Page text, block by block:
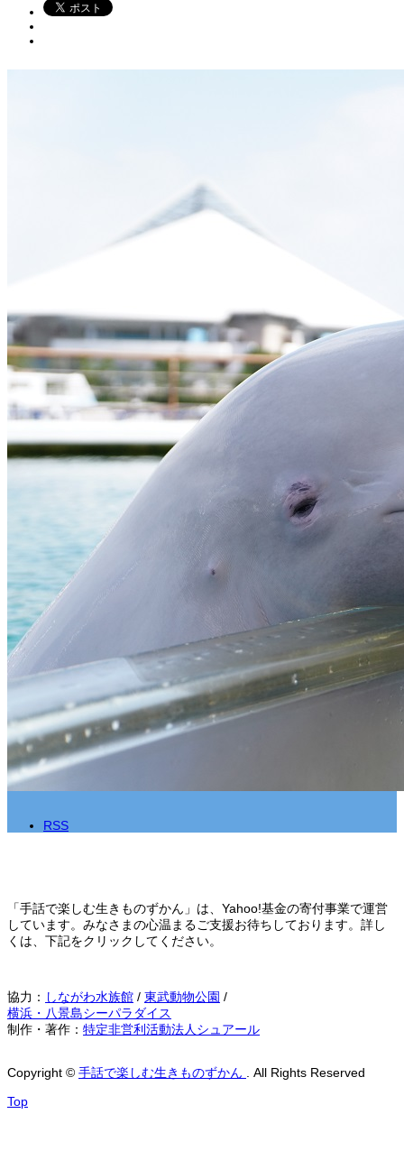
RSS
「手話で楽しむ生きものずかん」は、Yahoo!基金の寄付事業で運営
しています。みなさまの心温まるご支援お待ちしております。詳し
くは、下記をクリックしてください。
協力： しながわ水族館 / 東武動物公園 /
横浜・八景島シーパラダイス
制作・著作： 特定非営利活動法人シュアール
Copyright © 手話で楽しむ生きものずかん
. All Rights Reserved
Top